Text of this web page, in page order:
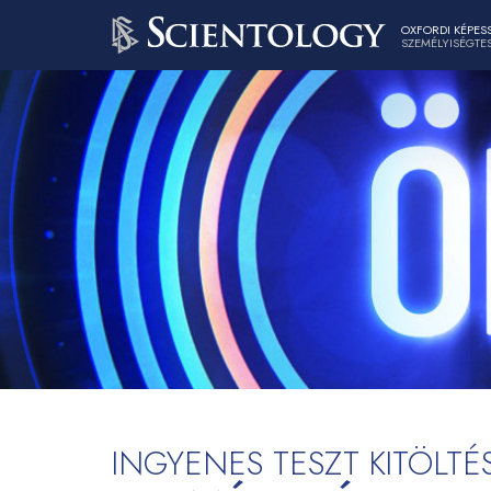
OXFORDI
INGYENES TESZT